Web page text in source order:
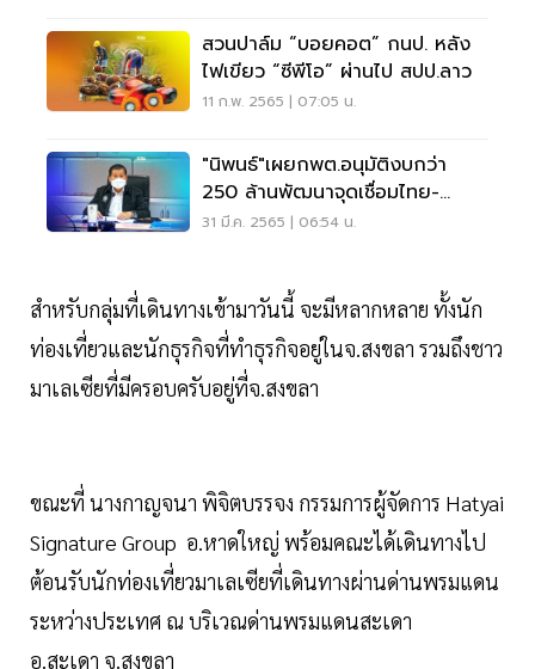
สวนปาล์ม “บอยคอต” กนป. หลัง
ไฟเขียว “ซีพีโอ” ผ่านไป สปป.ลาว
11 ก.พ. 2565 | 07:05 น.
"นิพนธ์"เผยกพต.อนุมัติงบกว่า
250 ล้านพัฒนาจุดเชื่อมไทย-
มาเลเซียด่านสะเดา
31 มี.ค. 2565 | 06:54 น.
สำหรับกลุ่มที่เดินทางเข้ามาวันนี้ จะมีหลากหลาย ทั้งนัก
ท่องเที่ยวและนักธุรกิจที่ทำธุรกิจอยู่ในจ.สงขลา รวมถึงชาว
มาเลเซียที่มีครอบครับอยู่ที่จ.สงขลา
ขณะที่ นางกาญจนา พิจิตบรรจง กรรมการผู้จัดการ Hatyai
Signature Group อ.หาดใหญ่ พร้อมคณะได้เดินทางไป
ต้อนรับนักท่องเที่ยวมาเลเซียที่เดินทางผ่านด่านพรมแดน
ระหว่างประเทศ ณ บริเวณด่านพรมแดนสะเดา
อ.สะเดา จ.สงขลา